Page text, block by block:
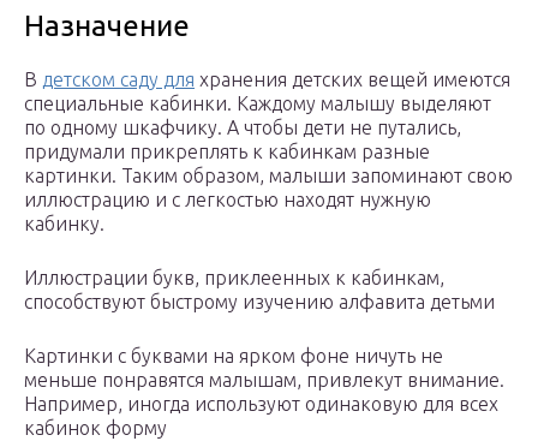
Назначение
В детском саду для хранения детских вещей имеются
специальные кабинки. Каждому малышу выделяют
по одному шкафчику. А чтобы дети не путались,
придумали прикреплять к кабинкам разные
картинки. Таким образом, малыши запоминают свою
иллюстрацию и с легкостью находят нужную
кабинку.
Иллюстрации букв, приклеенных к кабинкам,
способствуют быстрому изучению алфавита детьми
Картинки с буквами на ярком фоне ничуть не
меньше понравятся малышам, привлекут внимание.
Например, иногда используют одинаковую для всех
кабинок форму